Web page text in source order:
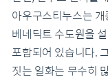
아우구스티누스는
베네딕트 수도원을
포함되어 있습니다.
짓는 일화는 무수히